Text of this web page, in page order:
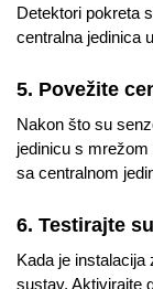
Detektori pokreta
centralna jedinica
5. Povežite
Nakon što su
jedinicu s
sa centralnom
6. Testirajte
Kada je
sustav. Aktivirajte